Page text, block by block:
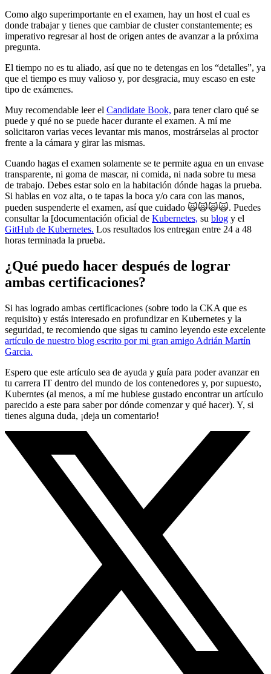
Como algo superimportante en el examen, hay un host el cual es
donde trabajar y tienes que cambiar de cluster constantemente; es
imperativo regresar al host de origen antes de avanzar a la próxima
pregunta.
El tiempo no es tu aliado, así que no te detengas en los “detalles”, ya
que el tiempo es muy valioso y, por desgracia, muy escaso en este
tipo de exámenes.
Muy recomendable leer el Candidate Book, para tener claro qué se
puede y qué no se puede hacer durante el examen. A mí me
solicitaron varias veces levantar mis manos, mostrárselas al proctor
frente a la cámara y girar las mismas.
Cuando hagas el examen solamente se te permite agua en un envase
transparente, ni goma de mascar, ni comida, ni nada sobre tu mesa
de trabajo. Debes estar solo en la habitación dónde hagas la prueba.
Si hablas en voz alta, o te tapas la boca y/o cara con las manos,
pueden suspenderte el examen, así que cuidado 🙀🙀🙀🙀. Puedes
consultar la [documentación oficial de Kubernetes, su blog y el
GitHub de Kubernetes. Los resultados los entregan entre 24 a 48
horas terminada la prueba.
¿Qué puedo hacer después de lograr
ambas certificaciones?
Si has logrado ambas certificaciones (sobre todo la CKA que es
requisito) y estás interesado en profundizar en Kubernetes y la
seguridad, te recomiendo que sigas tu camino leyendo este excelente
artículo de nuestro blog escrito por mi gran amigo Adrián Martín
Garcia.
Espero que este artículo sea de ayuda y guía para poder avanzar en
tu carrera IT dentro del mundo de los contenedores y, por supuesto,
Kuberntes (al menos, a mí me hubiese gustado encontrar un artículo
parecido a este para saber por dónde comenzar y qué hacer). Y, si
tienes alguna duda, ¡deja un comentario!